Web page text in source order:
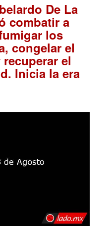
De La
combatir a
los
congelar el
el
Inicia la era